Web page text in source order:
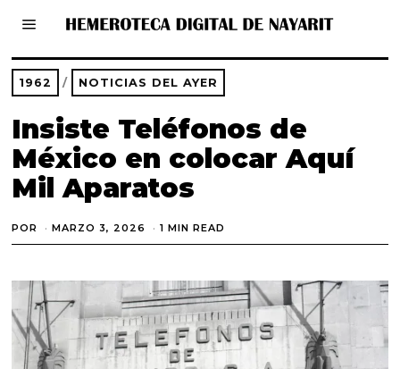
1962 / NOTICIAS DEL AYER
Insiste Teléfonos de
México en colocar Aquí
Mil Aparatos
POR MARZO 3, 2026
M
O
3
,
2
0
2
6
1 MIN READ